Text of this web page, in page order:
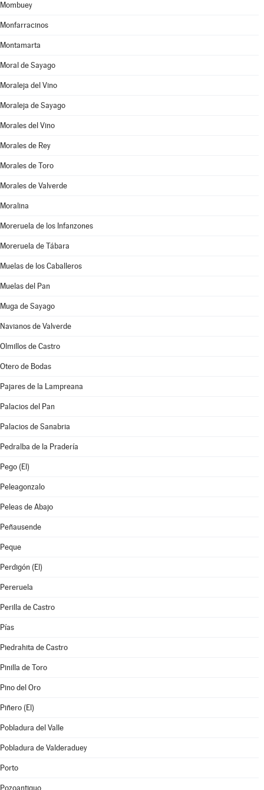
Mombuey
Monfarracinos
Montamarta
Moral de Sayago
Moraleja del Vino
Moraleja de Sayago
Morales del Vino
Morales de Rey
Morales de Toro
Morales de Valverde
Moralina
Moreruela de los Infanzones
Moreruela de Tábara
Muelas de los Caballeros
Muelas del Pan
Muga de Sayago
Navianos de Valverde
Olmillos de Castro
Otero de Bodas
Pajares de la Lampreana
Palacios del Pan
Palacios de Sanabria
Pedralba de la Pradería
Pego (El)
Peleagonzalo
Peleas de Abajo
Peñausende
Peque
Perdigón (El)
Pereruela
Perilla de Castro
Pías
Piedrahita de Castro
Pinilla de Toro
Pino del Oro
Piñero (El)
Pobladura del Valle
Pobladura de Valderaduey
Porto
Pozoantiguo